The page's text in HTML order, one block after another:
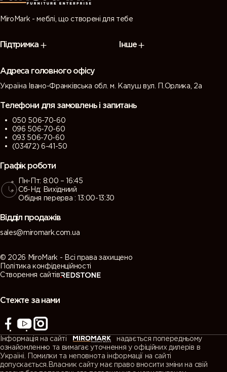
MiroMark - меблі, що створені для тебе
Підтримка Інше
Адреса головного офісу
Україна Івано-Франківська обл. м. Калуш вул. П.Орлика, 2а
Телефони для замовлень і запитань
050 506-70-60
096 506-70-60
093 506-70-60
(03472) 6-41-50
Графік роботи
Пн-Пт: 8:00 – 16:45
Сб-Нд: Вихідниий
Обідня перерва : 13:00-13:30
Відділ продажів
sales@miromark.com.ua
© 2026 MiroMark - Всі права захищено
Політика конфіденційності
Створення сайтів
Стежте за нами
Інформація на сайті
надається попередньому
ознайомленню та вимагає уточнення у офіційних дилерів в
Україні. Помилки та неповнота інформації на сайті
допускається.Власник сайту має право вносити зміни на свій